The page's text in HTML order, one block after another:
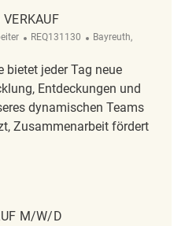
ReqId
REQ131130 Ort
Bayreuth,
bietet jeder Tag neue
Entdeckungen und
dynamischen Teams
Zusammenarbeit fördert
REQ131130
M/W/D